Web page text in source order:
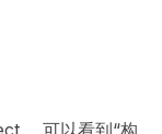
，可以看到“构